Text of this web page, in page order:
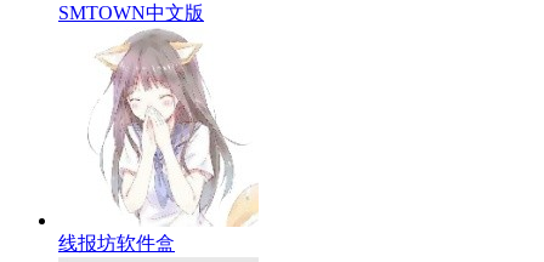
SMTOWN中文版
线报坊软件盒